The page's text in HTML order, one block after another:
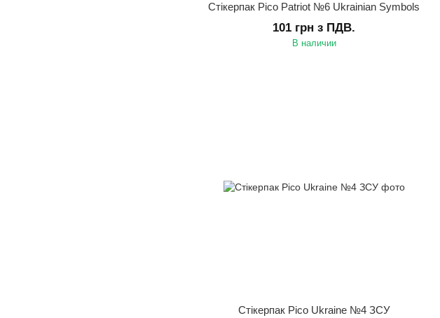
Стікерпак Pico Patriot №6 Ukrainian Symbols
101 грн з ПДВ.
В наличии
Стікерпак Pico Ukraine №4 ЗСУ